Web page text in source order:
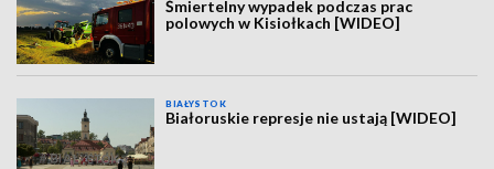
Śmiertelny wypadek podczas prac
polowych w Kisiołkach [WIDEO]
BIAŁYSTOK
Białoruskie represje nie ustają [WIDEO]